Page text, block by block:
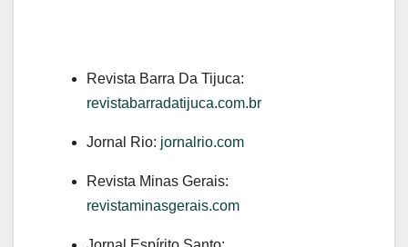
Revista Barra Da Tijuca:
revistabarradatijuca.com.br
Jornal Rio: jornalrio.com
Revista Minas Gerais:
revistaminasgerais.com